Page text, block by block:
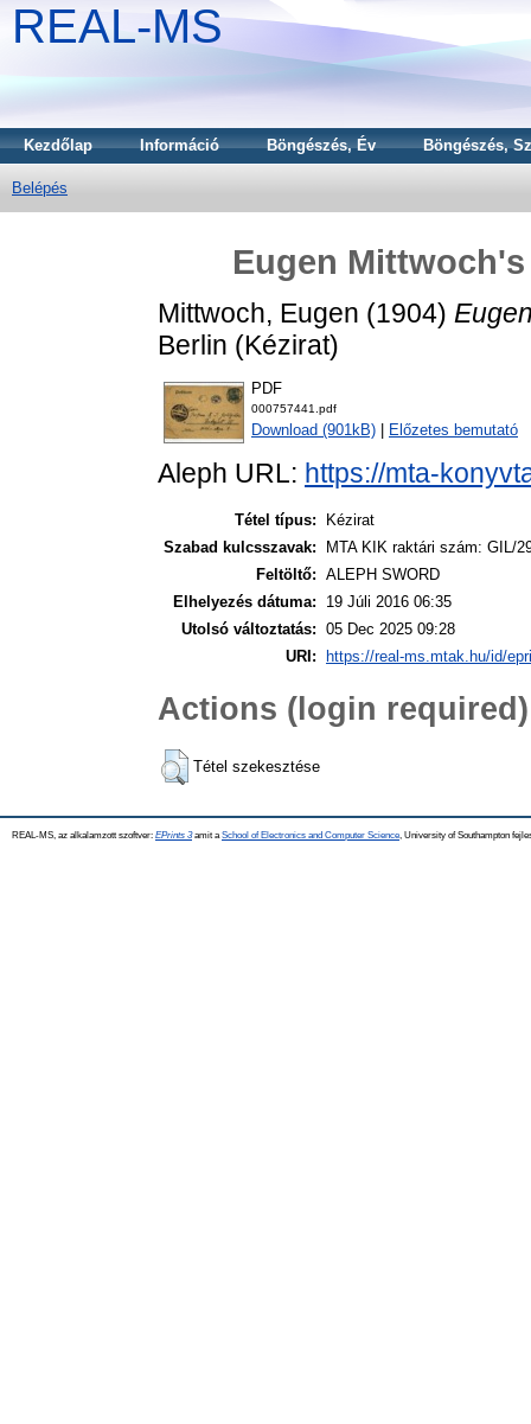
REAL-MS
Kezdőlap Információ Böngészés, Év Böngészés,
Belépés
Eugen
Mittwoch, Eugen (1904)
Berlin (Kézirat)
PDF
000757441.pdf
Download (901kB) Előzetes bemutató
Aleph URL: https://mta-
Tétel típus:
Kézirat
Szabad kulcsszavak:
MTA KIK raktári szám: GIL/
Feltöltő: ALEPH SWORD
Elhelyezés dátuma:
19 Júli 2016 06:35
Utolsó változtatás: 05 Dec 2025 09:28
URI:
https://real-ms.mtak.hu/id/
Actions (login required)
Tétel szekesztése
REAL-MS, az alkalamzott szoftver: EPrints 3amit a School of Electronics and Computer Science , University of Southampton